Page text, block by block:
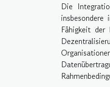
Die
Fähigkeit der